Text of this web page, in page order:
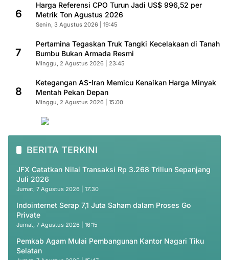
6
Harga Referensi CPO Turun Jadi US$ 996,52 per
Metrik Ton Agustus 2026
Senin, 3 Agustus 2026 | 19:45
7
Pertamina Tegaskan Truk Tangki Kecelakaan di Tanah
Bumbu Bukan Armada Resmi
Minggu, 2 Agustus 2026 | 23:45
8
Ketegangan AS-Iran Memicu Kenaikan Harga Minyak
Mentah Pekan Depan
Minggu, 2 Agustus 2026 | 15:00
BERITA TERKINI
JFX Catatkan Nilai Transaksi Rp 3.268 Triliun Sepanjang
Juli 2026
Jumat, 7 Agustus 2026 | 17:30
Indointernet Serap 7,1 Juta Saham dalam Proses Go
Private
Jumat, 7 Agustus 2026 | 16:15
Pemkab Agam Mulai Pembangunan Kantor Nagari Tiku
Selatan